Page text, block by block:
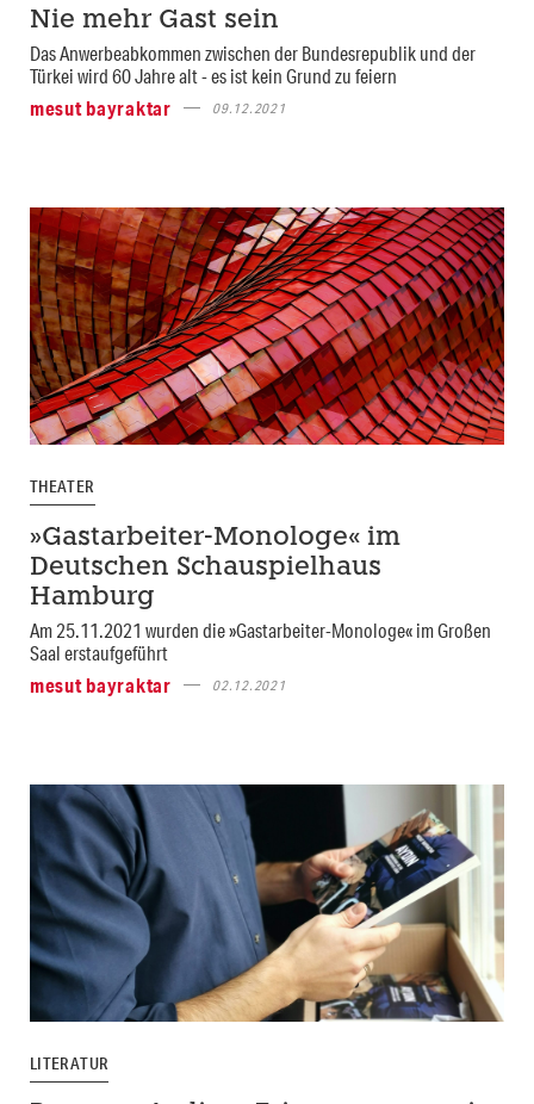
Nie mehr Gast sein
Das Anwerbeabkommen zwischen der Bundesrepublik und der
Türkei wird 60 Jahre alt - es ist kein Grund zu feiern
mesut bayraktar
09.12.2021
THEATER
»Gastarbeiter-Monologe« im
Deutschen Schauspielhaus
Hamburg
Am 25.11.2021 wurden die »Gastarbeiter-Monologe« im Großen
Saal erstaufgeführt
mesut bayraktar
02.12.2021
LITERATUR